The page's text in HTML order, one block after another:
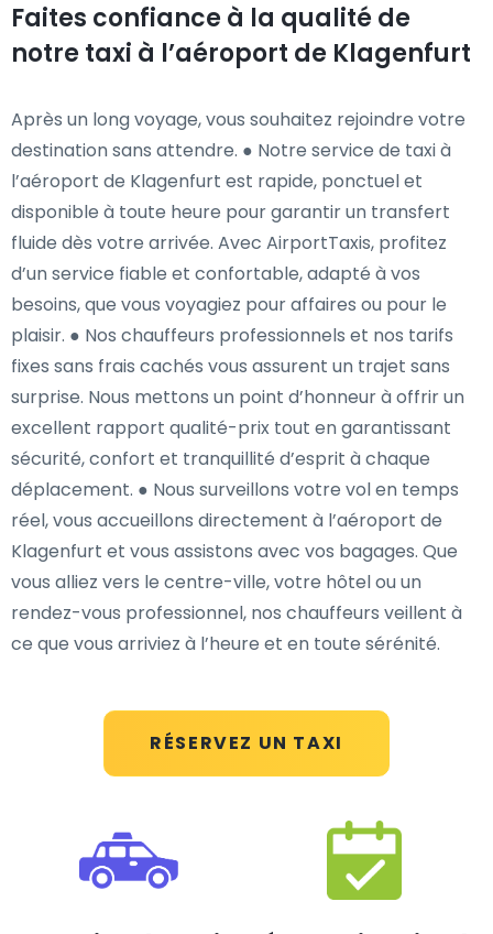
RÉSERVEZ UN TAXI
Faites confiance à la qualité de
notre taxi à l’aéroport de Klagenfurt
Après un long voyage, vous souhaitez rejoindre votre
destination sans attendre. ● Notre service de taxi à
l’aéroport de Klagenfurt est rapide, ponctuel et
disponible à toute heure pour garantir un transfert
fluide dès votre arrivée. Avec AirportTaxis, profitez
d’un service fiable et confortable, adapté à vos
besoins, que vous voyagiez pour affaires ou pour le
plaisir. ● Nos chauffeurs professionnels et nos tarifs
fixes sans frais cachés vous assurent un trajet sans
surprise. Nous mettons un point d’honneur à offrir un
excellent rapport qualité-prix tout en garantissant
sécurité, confort et tranquillité d’esprit à chaque
déplacement. ● Nous surveillons votre vol en temps
réel, vous accueillons directement à l’aéroport de
Klagenfurt et vous assistons avec vos bagages. Que
vous alliez vers le centre-ville, votre hôtel ou un
rendez-vous professionnel, nos chauffeurs veillent à
ce que vous arriviez à l’heure et en toute sérénité.